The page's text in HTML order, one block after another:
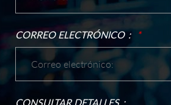
CORREO ELECTRÓNICO： *
CONSULTAR DETALLES：